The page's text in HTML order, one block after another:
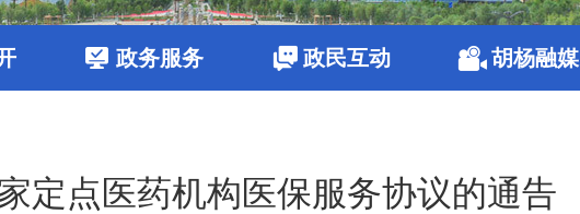
政务服务 政民互动 胡杨融媒
定点医药机构医保服务协议的通告